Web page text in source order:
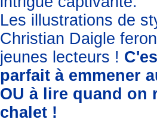
Les illustrations de
Christian Daigle
jeunes lecteurs !
parfait à emmener
OU à lire quand on
chalet !